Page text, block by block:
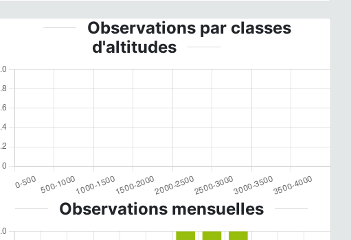
Observations par classes
d'altitudes
Observations mensuelles